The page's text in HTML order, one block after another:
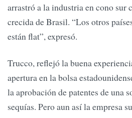
arrastró a la industria en cono sur
crecida de Brasil. “Los otros
están flat”, expresó.
Trucco, reflejó la buena
apertura en la bolsa
la aprobación de patentes de una
sequías. Pero aun así la empresa